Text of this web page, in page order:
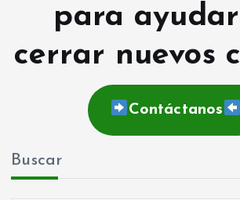
para
cerrar nuevos
Contáctanos
Buscar